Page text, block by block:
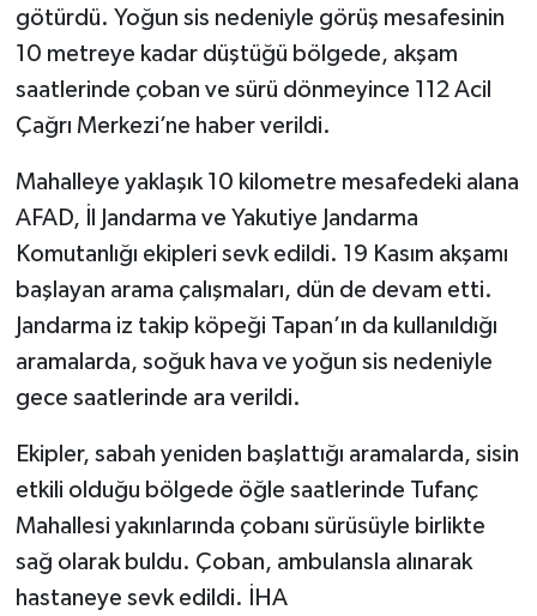
götürdü. Yoğun sis nedeniyle görüş mesafesinin
10 metreye kadar düştüğü bölgede, akşam
saatlerinde çoban ve sürü dönmeyince 112 Acil
Çağrı Merkezi’ne haber verildi.
Mahalleye yaklaşık 10 kilometre mesafedeki alana
AFAD, İl Jandarma ve Yakutiye Jandarma
Komutanlığı ekipleri sevk edildi. 19 Kasım akşamı
başlayan arama çalışmaları, dün de devam etti.
Jandarma iz takip köpeği Tapan’ın da kullanıldığı
aramalarda, soğuk hava ve yoğun sis nedeniyle
gece saatlerinde ara verildi.
Ekipler, sabah yeniden başlattığı aramalarda, sisin
etkili olduğu bölgede öğle saatlerinde Tufanç
Mahallesi yakınlarında çobanı sürüsüyle birlikte
sağ olarak buldu. Çoban, ambulansla alınarak
hastaneye sevk edildi. İHA